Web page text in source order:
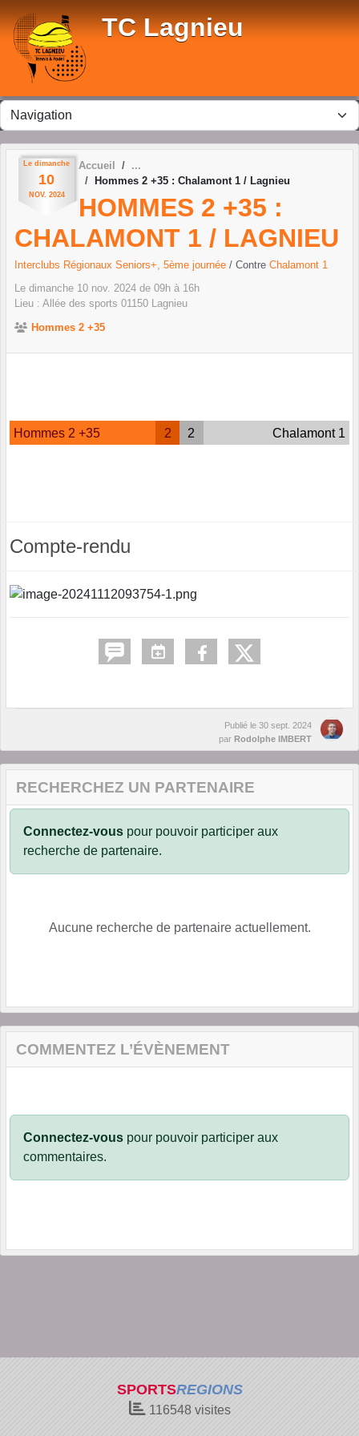
TC Lagnieu
Le dimanche
10
NOV. 2024
Accueil
Hommes 2 +35 : Chalamont 1 / Lagnieu
HOMMES 2 +35 :
CHALAMONT 1 / LAGNIEU
Interclubs Régionaux Seniors+, 5ème journée / Contre Chalamont 1
Le dimanche 10 nov. 2024 de 09h à 16h
Lieu : Allée des sports 01150 Lagnieu
Hommes 2 +35
Hommes 2 +35 2 2 Chalamont 1
Compte-rendu
Publié le 30 sept. 2024
par Rodolphe IMBERT
RECHERCHEZ UN PARTENAIRE
Connectez-vous pour pouvoir participer aux
recherche de partenaire.
Aucune recherche de partenaire actuellement.
COMMENTEZ L’ÉVÈNEMENT
Connectez-vous pour pouvoir participer aux
commentaires.
SPORTSREGIONS
116548 visites